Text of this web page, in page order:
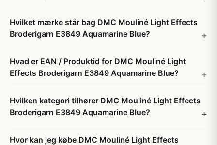
Hvilket mærke står bag DMC Mouliné Light Effects
Broderigarn E3849 Aquamarine Blue?
Hvad er EAN / Produktid for DMC Mouliné Light
Effects Broderigarn E3849 Aquamarine Blue?
Hvilken kategori tilhører DMC Mouliné Light Effects
Broderigarn E3849 Aquamarine Blue?
Hvor kan jeg købe DMC Mouliné Light Effects